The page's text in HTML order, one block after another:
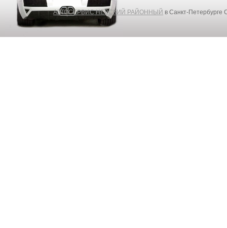
АВТОСЕРВИС НЕВСКИЙ РАЙОННЫЙ в Санкт-Петербурге